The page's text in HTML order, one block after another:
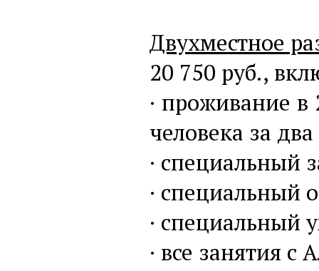
Двухместное
20 750 руб.,
· проживание
человека за
· специальный
· специальный
· специальный
· все занятия